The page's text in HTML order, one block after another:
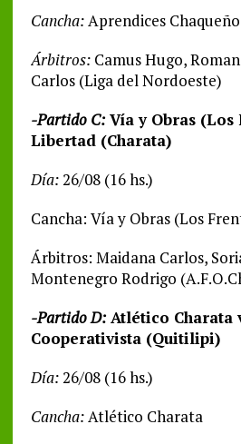
Cancha:Aprendices
Árbitros:Camus Hugo,
Carlos (Liga del Nordoeste)
-Partido C:Vía y Obras (Los
Libertad (Charata)
Día:26/08 (16 hs.)
Cancha: Vía y Obras (Los
Árbitros: Maidana Carlos,
Montenegro Rodrigo
-Partido D:Atlético Charata
Cooperativista (Quitilipi)
Día:26/08 (16 hs.)
Cancha:Atlético Charata